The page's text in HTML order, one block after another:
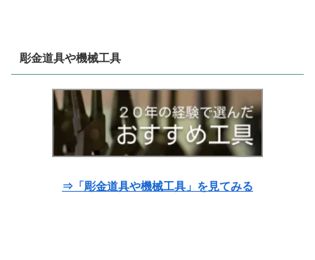
彫金道具や機械工具
⇒「彫金道具や機械工具」を見てみる